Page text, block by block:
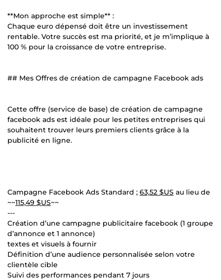
**Mon approche est simple** :
Chaque euro dépensé doit être un investissement
rentable. Votre succès est ma priorité, et je m’implique à
100 % pour la croissance de votre entreprise.
## Mes Offres de création de campagne Facebook ads
Cette offre (service de base) de création de campagne
facebook ads est idéale pour les petites entreprises qui
souhaitent trouver leurs premiers clients grâce à la
publicité en ligne.
Campagne Facebook Ads Standard ; 63,52 $US au lieu de
~~115,49 $US~~
---
Création d’une campagne publicitaire facebook (1 groupe
d’annonce et 1 annonce)
textes et visuels à fournir
Définition d’une audience personnalisée selon votre
clientèle cible
Suivi des performances pendant 7 jours